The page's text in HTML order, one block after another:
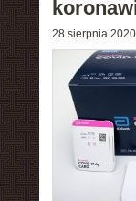
28 sierpnia